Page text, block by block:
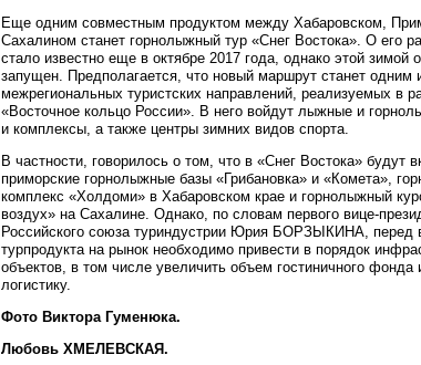
Еще одним совместным продуктом между Хабаровском,
Сахалином станет горнолыжный тур «Снег Востока». О его
стало известно еще в октябре 2017 года, однако этой зимой
запущен. Предполагается, что новый маршрут станет одним
межрегиональных туристских направлений, реализуемых в
«Восточное кольцо России». В него войдут лыжные и
и комплексы, а также центры зимних видов спорта.
В частности, говорилось о том, что в «Снег Востока» будут
приморские горнолыжные базы «Грибановка» и «Комета»,
комплекс «Холдоми» в Хабаровском крае и горнолыжный
воздух» на Сахалине. Однако, по словам первого вице-
Российского союза туриндустрии Юрия БОРЗЫКИНА, перед
турпродукта на рынок необходимо привести в порядок
объектов, в том числе увеличить объем гостиничного фонда
логистику.
Фото Виктора Гуменюка.
Любовь ХМЕЛЕВСКАЯ.